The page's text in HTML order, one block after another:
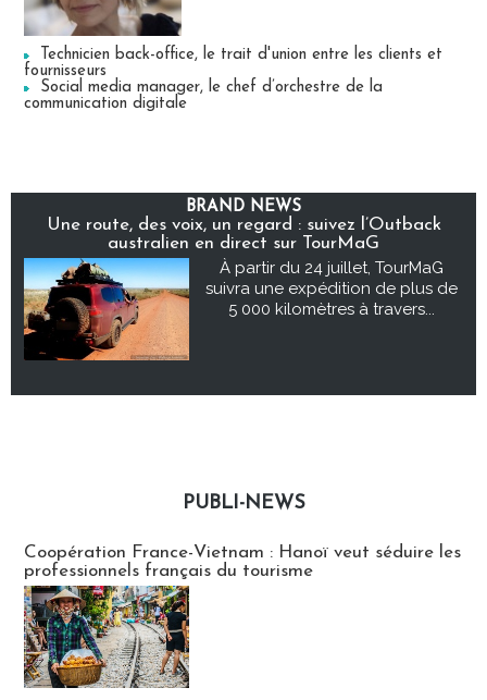
Technicien back-office, le trait d'union entre les clients et
fournisseurs
Social media manager, le chef d’orchestre de la
communication digitale
BRAND NEWS
Une route, des voix, un regard : suivez l’Outback
australien en direct sur TourMaG
À partir du 24 juillet, TourMaG
suivra une expédition de plus de
5 000 kilomètres à travers...
PUBLI-NEWS
Coopération France-Vietnam : Hanoï veut séduire les
professionnels français du tourisme